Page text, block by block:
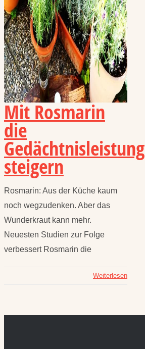
Mit Rosmarin
die
Gedächtnisleistung
steigern
Rosmarin: Aus der Küche kaum
noch wegzudenken. Aber das
Wunderkraut kann mehr.
Neuesten Studien zur Folge
verbessert Rosmarin die
Weiterlesen